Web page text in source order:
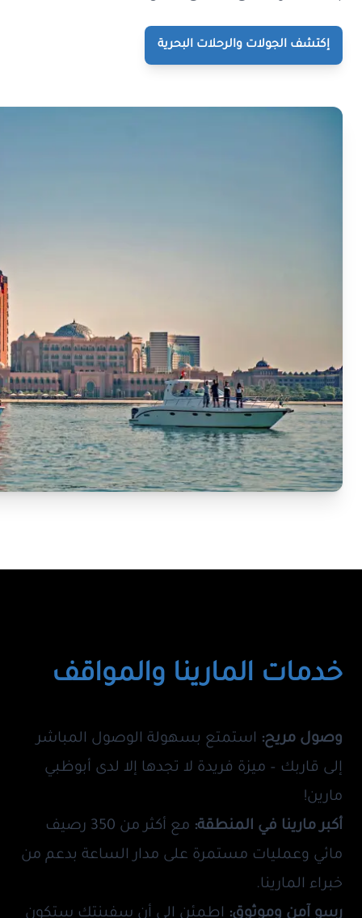
إكتشف الجولات والرحلات البحرية
خدمات المارينا والمواقف
وصول مريح: استمتع بسهولة الوصول المباشر
إلى قاربك – ميزة فريدة لا تجدها إلا لدى أبوظبي
مارين!
أكبر مارينا في المنطقة:
مع أكثر من 350 رصيف
مائي وعمليات مستمرة على مدار الساعة بدعم من
خبراء المارينا.
رسو آمن وموثوق: اطمئن إلى أن سفينتك ستكون